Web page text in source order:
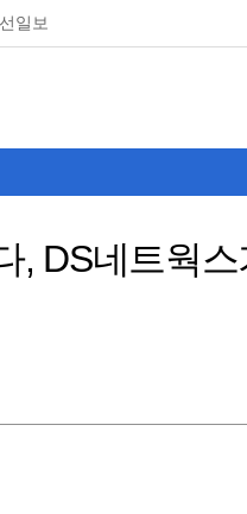
일보
DS네트웍